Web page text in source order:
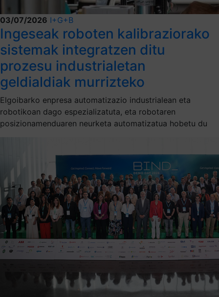
03/07/2026 I+G+B
Ingeseak roboten kalibraziorako
sistemak integratzen ditu
prozesu industrialetan
geldialdiak murrizteko
Elgoibarko enpresa automatizazio industrialean eta
robotikoan dago espezializatuta, eta robotaren
posizionamenduaren neurketa automatizatua hobetu du